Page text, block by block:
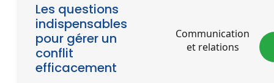
Les questions
indispensables
pour gérer un
conflit
efficacement
Communication
et relations